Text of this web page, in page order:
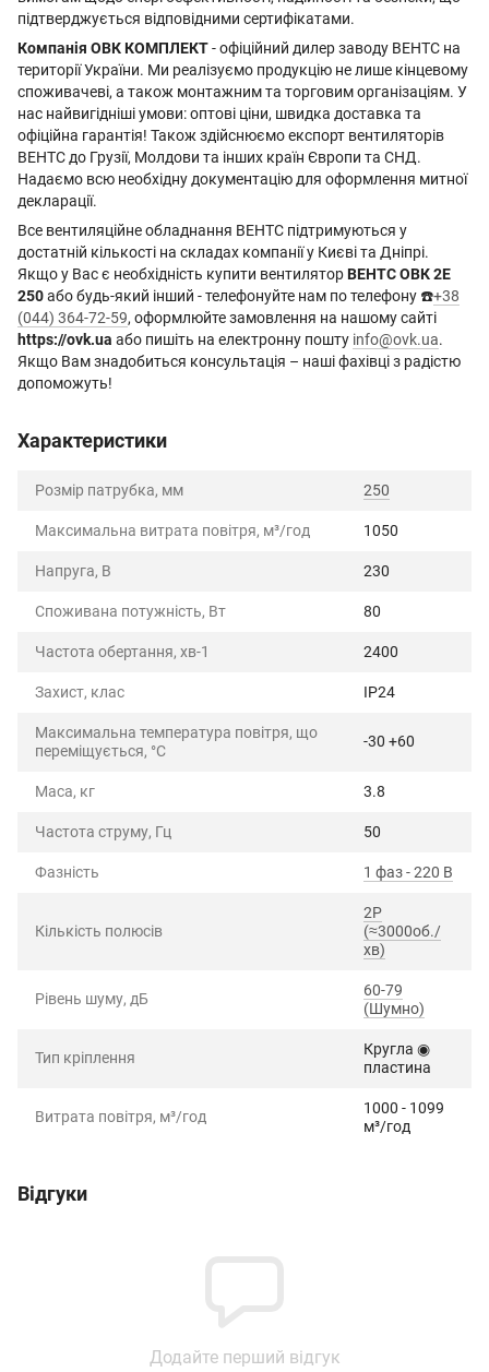
підтверджується відповідними сертифікатами.
Компанія ОВК КОМПЛЕКТ- офіційний дилер заводу ВЕНТС на
території України. Ми реалізуємо продукцію не лише кінцевому
споживачеві, а також монтажним та торговим організаціям. У
нас найвигідніші умови: оптові ціни, швидка доставка та
офіційна гарантія! Також здійснюємо експорт вентиляторів
ВЕНТС до Грузії, Молдови та інших країн Європи та СНД.
Надаємо всю необхідну документацію для оформлення митної
декларації.
Все вентиляційне обладнання ВЕНТС підтримуються у
достатній кількості на складах компанії у Києві та Дніпрі.
Якщо у Вас є необхідність купити вентиляторВЕНТС ОВК 2Е
250або будь-який інший - телефонуйте нам по телефону ☎️+38
(044) 364-72-59, оформлюйте замовлення на нашому сайті
https://ovk.ua або пишіть на електронну пошту info@ovk.ua.
Якщо Вам знадобиться консультація – наші фахівці з радістю
допоможуть!
Характеристики
Розмір патрубка, мм 250
Максимальна витрата повітря, м³/год 1050
Напруга, В 230
Споживана потужність, Вт 80
Частота обертання, хв-1 2400
Захист, клас IP24
Максимальна температура повітря, що
переміщується, °C
-30 +60
Маса, кг 3.8
Частота струму, Гц 50
Фазність 1 фаз - 220 В
Кількість полюсів
2P
(≈3000об./
хв)
Рівень шуму, дБ
60-79
(Шумно)
Тип кріплення
Кругла ◉
пластина
Витрата повітря, м³/год
1000 - 1099
м³/год
Відгуки
Додайте перший відгук